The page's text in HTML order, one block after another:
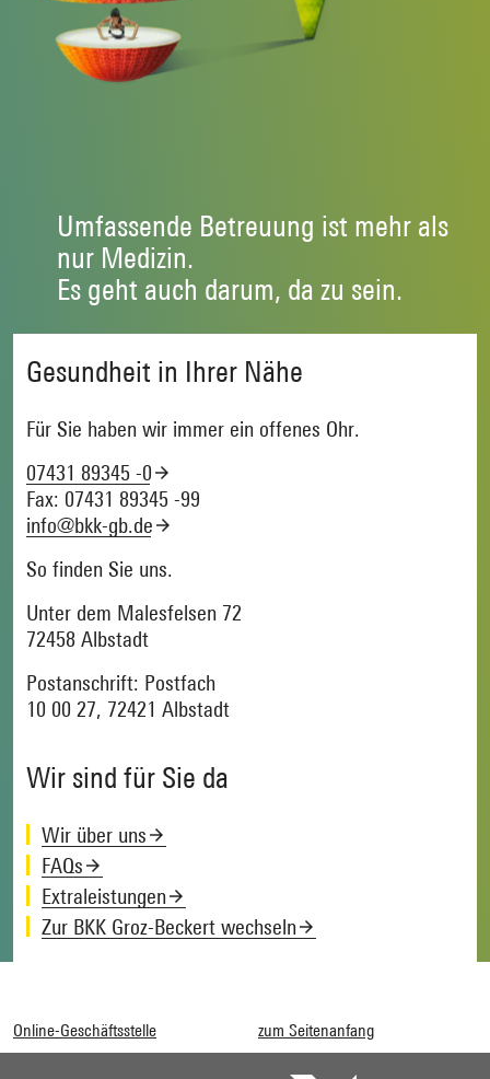
Umfassende Betreuung ist mehr als
nur Medizin.
Es geht auch darum, da zu sein.
Gesundheit in Ihrer Nähe
Für Sie haben wir immer ein offenes Ohr.
07431 89345 -0
Fax: 07431 89345 -99
info@bkk-gb.de
So finden Sie uns.
Unter dem Malesfelsen 72
72458 Albstadt
Postanschrift: Postfach
10 00 27, 72421 Albstadt
Wir sind für Sie da
Wir über uns
FAQs
Extraleistungen
Zur BKK Groz-Beckert wechseln
Online-Geschäftsstelle zum Seitenanfang